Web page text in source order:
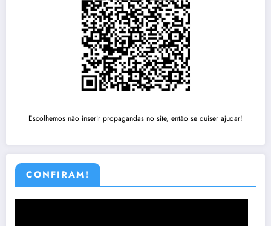
Escolhemos não inserir propagandas no site, então se quiser ajudar!
CONFIRAM!